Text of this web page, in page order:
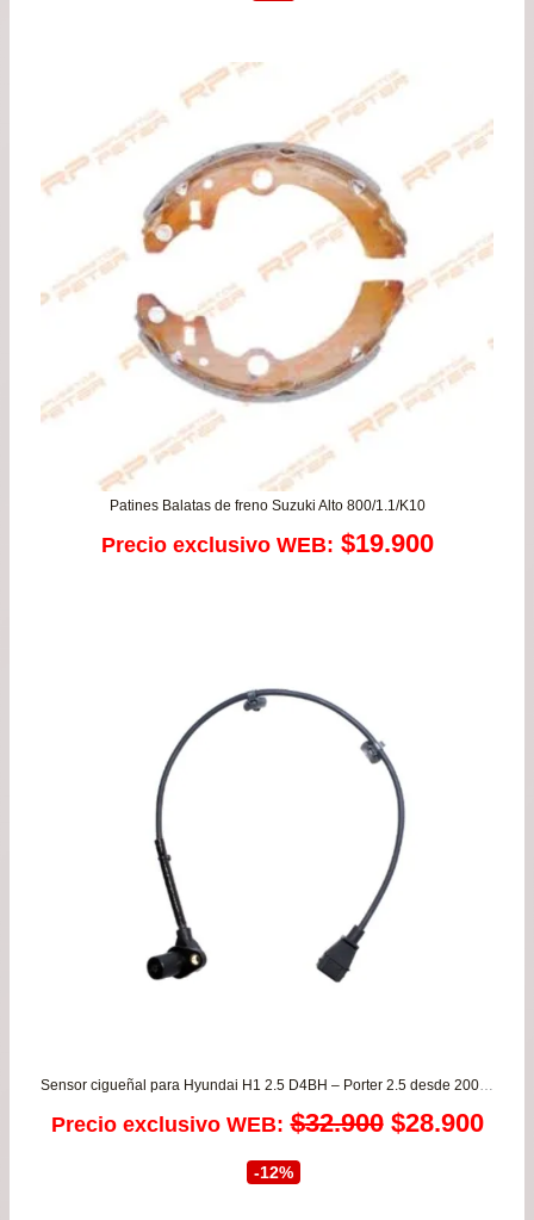
era:
$64.900.
Patines Balatas de freno Suzuki Alto 800/1.1/K10
Precio exclusivo WEB: $19.900
Sensor cigueñal para Hyundai H1 2.5 D4BH – Porter 2.5 desde 2005 a 2010 / Kia Besta 2.5 KOREA
Precio exclusivo WEB: $32.900 El
$28.900El
-12%